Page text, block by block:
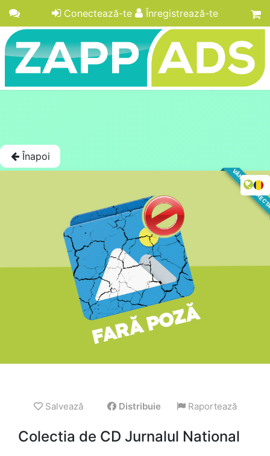
Conectează-te Înregistrează-te
Înapoi
VÂNZARE
Salvează Distribuie Raportează
Colectia de CD Jurnalul National